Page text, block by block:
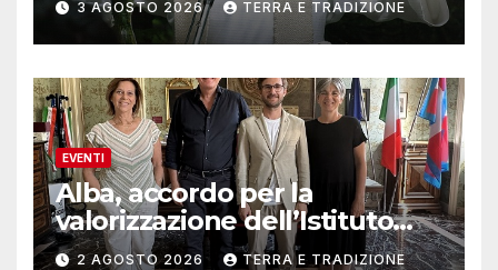
3 AGOSTO 2026 TERRA E TRADIZIONE
EVENTI
Alba, accordo per la
valorizzazione dell’Istituto
musicale Rocca
2 AGOSTO 2026 TERRA E TRADIZIONE